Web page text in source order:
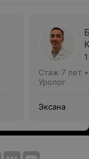
Стаж 7 лет
Уролог
Эксана